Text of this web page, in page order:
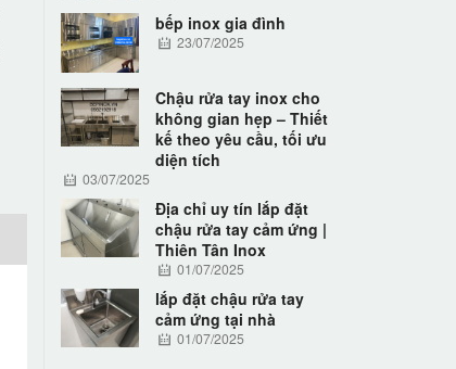
bếp inox gia đình
23/07/2025
Chậu rửa tay inox cho
không gian hẹp – Thiết
kế theo yêu cầu, tối ưu
diện tích
03/07/2025
Địa chỉ uy tín lắp đặt
chậu rửa tay cảm ứng |
Thiên Tân Inox
01/07/2025
lắp đặt chậu rửa tay
cảm ứng tại nhà
01/07/2025